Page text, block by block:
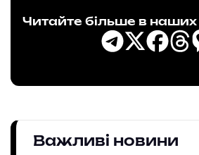
Читайте більше в
Важливі новини